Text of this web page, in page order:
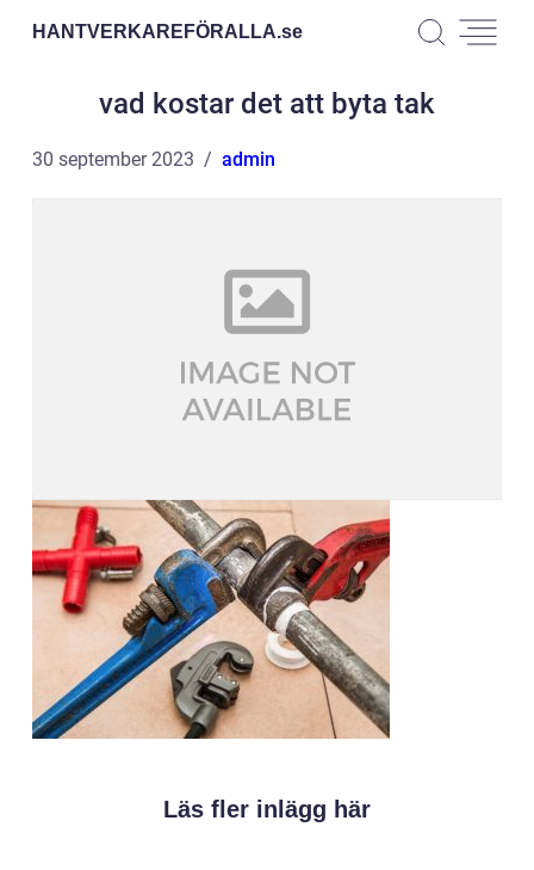
HANTVERKAREFÖRALLA.se
vad kostar det att byta tak
30 september 2023 admin
Läs fler inlägg här